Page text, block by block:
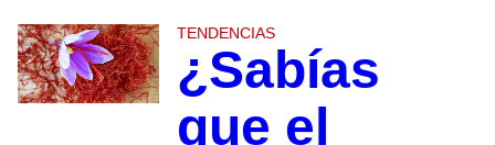
TENDENCIAS
¿Sabías
que el